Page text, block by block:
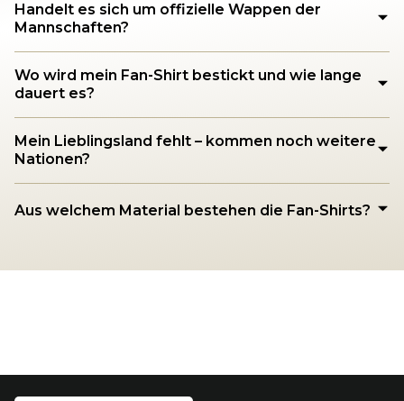
Handelt es sich um offizielle Wappen der
Mannschaften?
Wo wird mein Fan-Shirt bestickt und wie lange
dauert es?
Mein Lieblingsland fehlt – kommen noch weitere
Nationen?
Aus welchem Material bestehen die Fan-Shirts?